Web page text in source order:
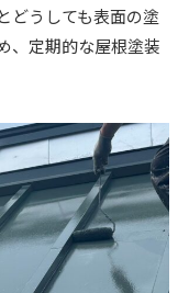
どうしても表面の塗
、定期的な屋根塗装